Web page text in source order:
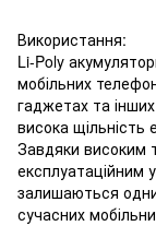
Використання:
Li-Poly
мобільних
гаджетах та
висока щільність
Завдяки високим
експлуатаційним
залишаються
сучасних